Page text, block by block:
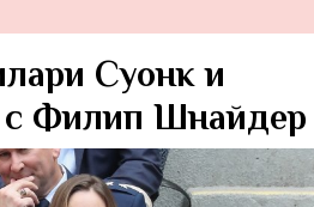
Суонк и
с Филип Шнайдер